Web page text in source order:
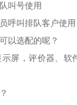
叫号使用
呼叫排队客户使用
以选配的呢？
屏，评价器、软